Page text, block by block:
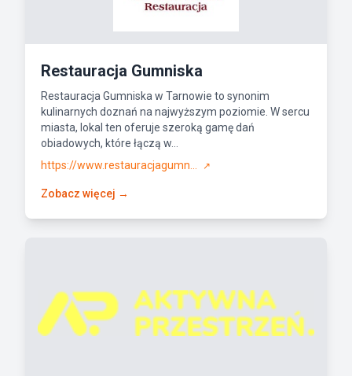
Restauracja Gumniska
Restauracja Gumniska w Tarnowie to synonim
kulinarnych doznań na najwyższym poziomie. W sercu
miasta, lokal ten oferuje szeroką gamę dań
obiadowych, które łączą w...
https://www.restauracjagumn...
↗
Zobacz więcej →